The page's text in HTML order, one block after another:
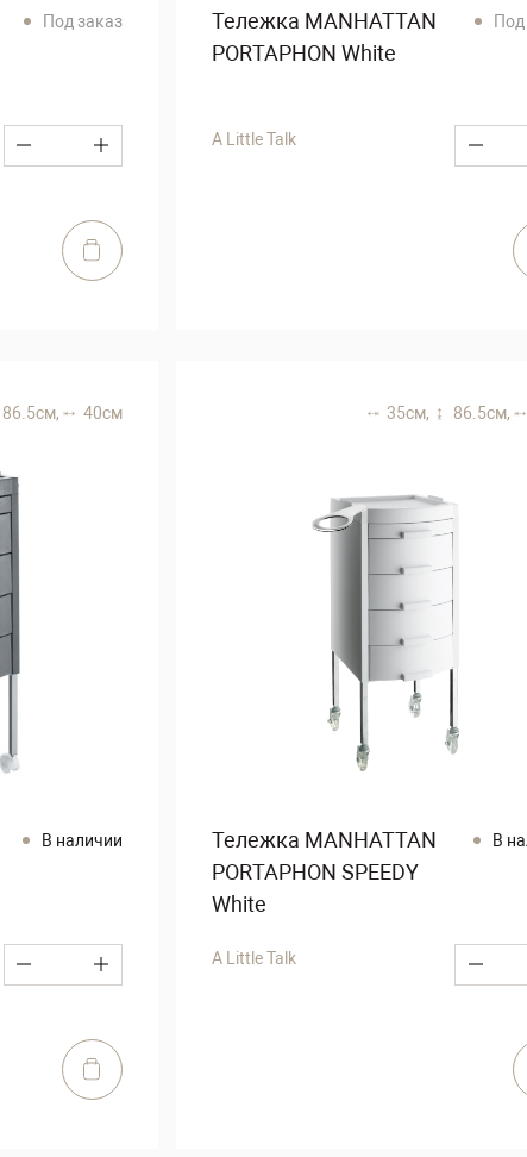
Под заказ
Тележка MANHATTAN
PORTAPHON White
Под
A Little Talk
86.5 см, 40 см
В наличии
35 см, 86.5 см,
Тележка MANHATTAN
PORTAPHON SPEEDY
White
В
A Little Talk